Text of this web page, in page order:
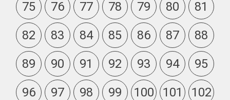
75
76 77 78 79 80
81
82
83 84 85 86 87
88
89
90 91 92 93 94
95
96
97 98 99 100 101
102